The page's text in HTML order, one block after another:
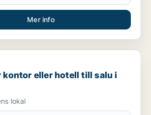
Mer info
eller hotell till salu i Sollentuna
kontor eller hotell till salu i
lokal